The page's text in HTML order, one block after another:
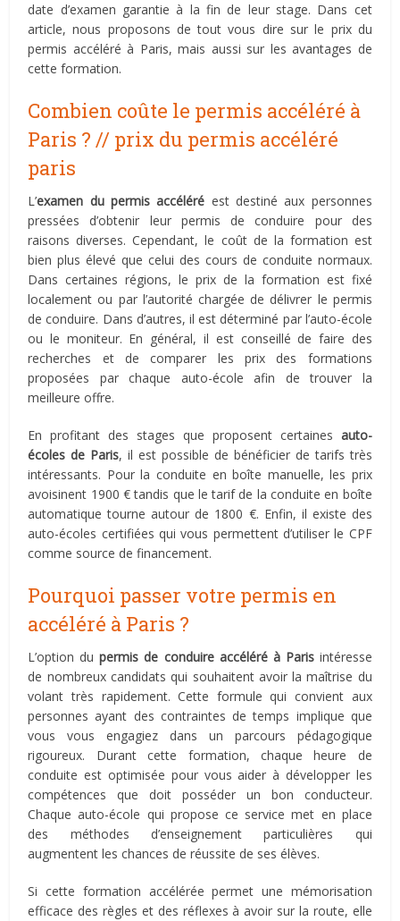
date d’examen garantie à la fin de leur stage. Dans cet
article, nous proposons de tout vous dire sur le prix du
permis accéléré à Paris, mais aussi sur les avantages de
cette formation.
Combien coûte le permis accéléré à
Paris ? // prix du permis accéléré
paris
L’examen du permis accéléré est destiné aux personnes
pressées d’obtenir leur permis de conduire pour des
raisons diverses. Cependant, le coût de la formation est
bien plus élevé que celui des cours de conduite normaux.
Dans certaines régions, le prix de la formation est fixé
localement ou par l’autorité chargée de délivrer le permis
de conduire. Dans d’autres, il est déterminé par l’auto-école
ou le moniteur. En général, il est conseillé de faire des
recherches et de comparer les prix des formations
proposées par chaque auto-école afin de trouver la
meilleure offre.
En profitant des stages que proposent certaines auto-
écoles de Paris, il est possible de bénéficier de tarifs très
intéressants. Pour la conduite en boîte manuelle, les prix
avoisinent 1900 € tandis que le tarif de la conduite en boîte
automatique tourne autour de 1800 €. Enfin, il existe des
auto-écoles certifiées qui vous permettent d’utiliser le CPF
comme source de financement.
Pourquoi passer votre permis en
accéléré à Paris ?
L’option dupermis de conduire accéléré à Parisintéresse
de nombreux candidats qui souhaitent avoir la maîtrise du
volant très rapidement. Cette formule qui convient aux
personnes ayant des contraintes de temps implique que
vous vous engagiez dans un parcours pédagogique
rigoureux. Durant cette formation, chaque heure de
conduite est optimisée pour vous aider à développer les
compétences que doit posséder un bon conducteur.
Chaque auto-école qui propose ce service met en place
des méthodes d’enseignement particulières qui
augmentent les chances de réussite de ses élèves.
Si cette formation accélérée permet une mémorisation
efficace des règles et des réflexes à avoir sur la route, elle